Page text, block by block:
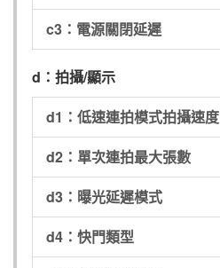
c3：電源關閉延遲
d：拍攝/顯示
d1：低速連拍模式拍攝速度
d2：單次連拍最大張數
d3：曝光延遲模式
d4：快門類型